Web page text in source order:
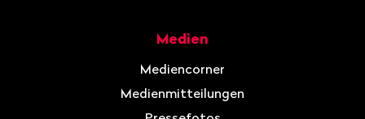
Medien
Mediencorner
Medienmitteilungen